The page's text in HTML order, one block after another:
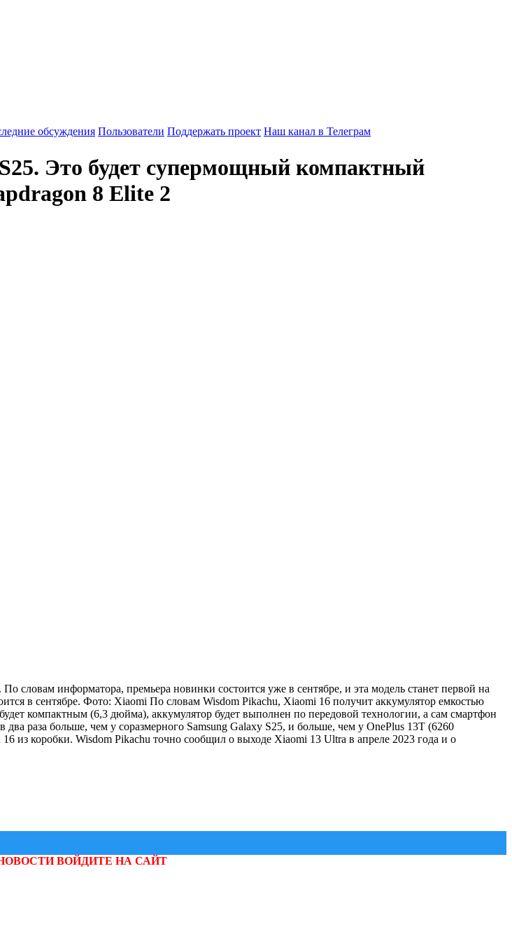
обсуждения Пользователи Поддержать проект Наш канал в Телеграм
Это будет супермощный компактный
8 Elite 2
информатора, премьера новинки состоится уже в сентябре, и эта модель станет первой на
в сентябре. Фото: Xiaomi По словам Wisdom Pikachu, Xiaomi 16 получит аккумулятор емкостью
компактным (6,3 дюйма), аккумулятор будет выполнен по передовой технологии, а сам смартфон
раза больше, чем у соразмерного Samsung Galaxy S25, и больше, чем у OnePlus 13T (6260
из коробки. Wisdom Pikachu точно сообщил о выходе Xiaomi 13 Ultra в апреле 2023 года и о
ВОЙДИТЕ НА САЙТ